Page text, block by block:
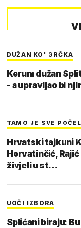
DUŽAN KO' GRČKA
Kerum dužan
- a upravljao bi
TAMO JE SVE
Hrvatski tajkuni
Horvatinčić,
živjeli u st…
UOČI IZBORA
Splićani biraju: